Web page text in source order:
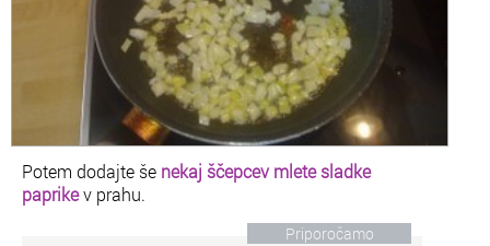
Potem dodajte še nekaj ščepcev mlete sladke
paprikev prahu.
Priporočamo